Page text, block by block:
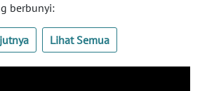
berbunyi:
Lihat Semua